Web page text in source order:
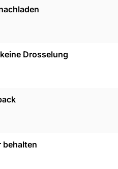
Drosselung
behalten